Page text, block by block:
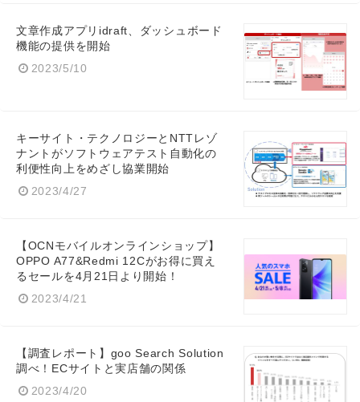
文章作成アプリidraft、ダッシュボード
機能の提供を開始
2023/5/10
キーサイト・テクノロジーとNTTレゾ
ナントがソフトウェアテスト自動化の
利便性向上をめざし協業開始
2023/4/27
【OCNモバイルオンラインショップ】
OPPO A77&Redmi 12Cがお得に買え
るセールを4月21日より開始！
2023/4/21
【調査レポート】goo Search Solution
調べ！ECサイトと実店舗の関係
2023/4/20